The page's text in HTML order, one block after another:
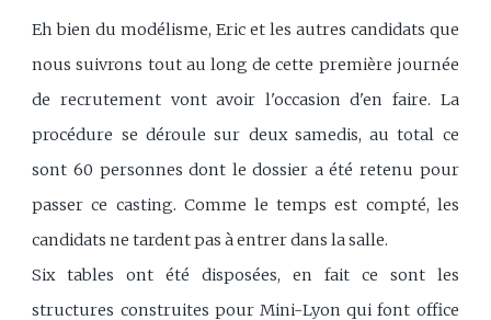
Eh bien du modélisme, Eric et les autres candidats que
nous suivrons tout au long de cette première journée
de recrutement vont avoir l'occasion d'en faire. La
procédure se déroule sur deux samedis, au total ce
sont 60 personnes dont le dossier a été retenu pour
passer ce casting. Comme le temps est compté, les
candidats ne tardent pas à entrer dans la salle.
Six tables ont été disposées, en fait ce sont les
structures construites pour Mini-Lyon qui font office